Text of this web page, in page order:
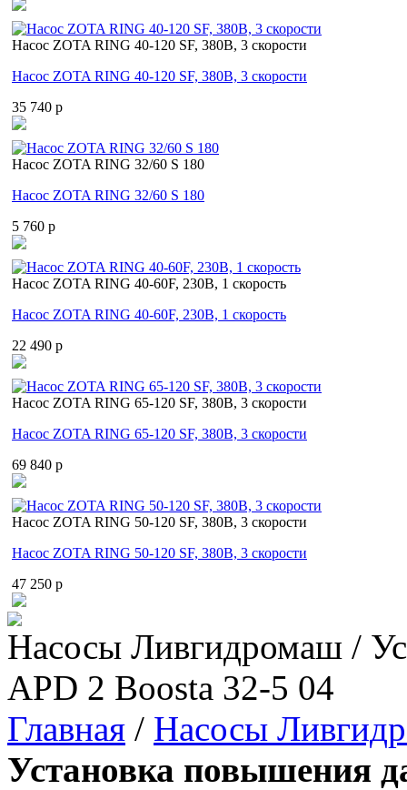
Насос ZOTA RING 40-120 SF, 380В, 3 скорости
Насос ZOTA RING 40-120 SF, 380В, 3 скорости
35 740 p
Насос ZOTA RING 32/60 S 180
Насос ZOTA RING 32/60 S 180
5 760 p
Насос ZOTA RING 40-60F, 230В, 1 скорость
Насос ZOTA RING 40-60F, 230В, 1 скорость
22 490 p
Насос ZOTA RING 65-120 SF, 380В, 3 скорости
Насос ZOTA RING 65-120 SF, 380В, 3 скорости
69 840 p
Насос ZOTA RING 50-120 SF, 380В, 3 скорости
Насос ZOTA RING 50-120 SF, 380В, 3 скорости
47 250 p
Насосы Ливгидромаш /
APD 2 Boosta 32-5 04
Главная / Насосы
Установка повышения